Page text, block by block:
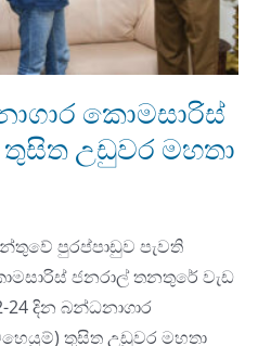
කොමසාරිස්
උඩුවර මහතා
පුරප්පාඩුව පැවති
ජනරාල් තනතුරේ වැඩ
24 දින බන්ධනාගාර
තුසිත උඩුවර මහතා